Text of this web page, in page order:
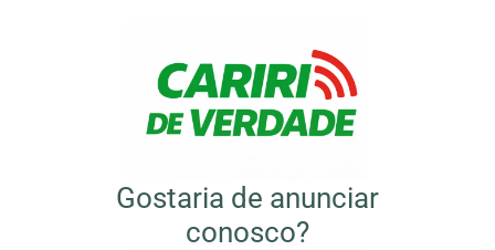
Gostaria de anunciar
conosco?